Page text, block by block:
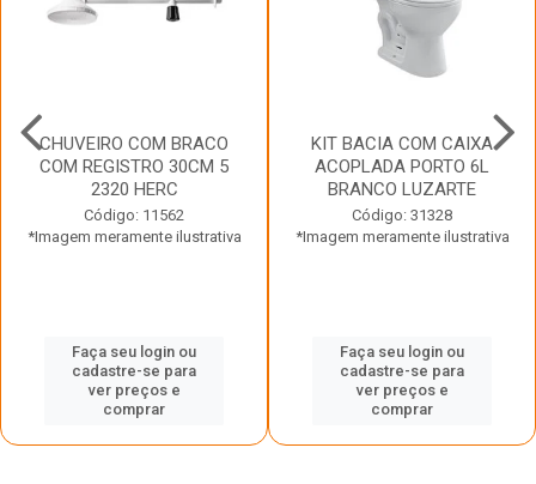
CHUVEIRO COM BRACO
COM REGISTRO 30CM 5
2320 HERC
Código: 11562
*Imagem meramente ilustrativa
Faça seu login ou
cadastre-se para
ver preços e
comprar
KIT BACIA COM CAIXA
ACOPLADA PORTO 6L
BRANCO LUZARTE
Código: 31328
*Imagem meramente ilustrativa
Faça seu login ou
cadastre-se para
ver preços e
comprar